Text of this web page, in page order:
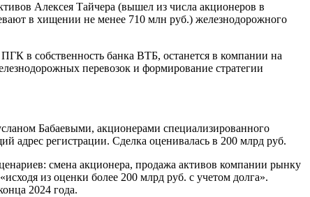
Алексея Тайчера (вышел из числа акционеров в
в хищении не менее 710 млн руб.) железнодорожного
в собственность банка ВТБ, останется в компании на
перевозок и формирование стратегии
Бабаевыми, акционерами специализированного
адрес регистрации. Сделка оценивалась в 200 млрд руб.
смена акционера, продажа активов компании рынку
из оценки более 200 млрд руб. с учетом долга».
2024 года.